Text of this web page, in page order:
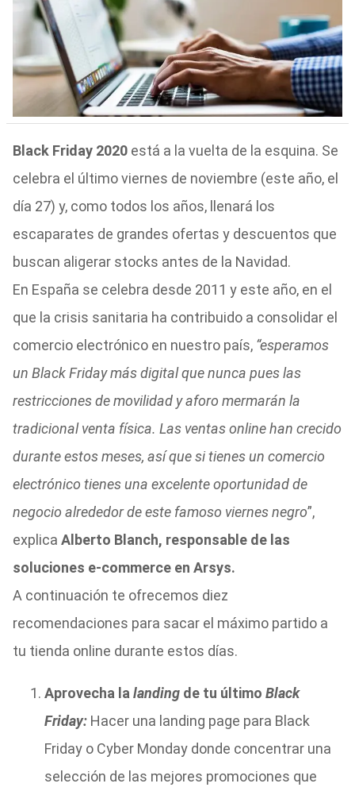
Black Friday 2020está a la vuelta de la esquina. Se
celebra el último viernes de noviembre (este año, el
día 27) y, como todos los años, llenará los
escaparates de grandes ofertas y descuentos que
buscan aligerar stocks antes de la Navidad.
En España se celebra desde 2011 y este año, en el
que la crisis sanitaria ha contribuido a consolidar el
comercio electrónico en nuestro país, “esperamos
un Black Friday más digital que nunca pues las
restricciones de movilidad y aforo mermarán la
tradicional venta física. Las ventas online han crecido
durante estos meses, así que si tienes un comercio
electrónico tienes una excelente oportunidad de
negocio alrededor de este famoso viernes negro”,
explica Alberto Blanch, responsable de las
soluciones e-commerce en Arsys.
A continuación te ofrecemos diez
recomendaciones para sacar el máximo partido a
tu tienda online durante estos días.
Aprovecha la landingde tu último Black
Friday: Hacer una landing page para Black
Friday o Cyber Monday donde concentrar una
selección de las mejores promociones que